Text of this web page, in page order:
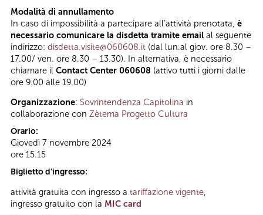
Modalità di annullamento
In caso di impossibilità a partecipare all’attività prenotata, è
necessario comunicare la disdetta tramite email al seguente
indirizzo: disdetta.visite@060608.it (dal lun.al giov. ore 8.30 –
17.00/ ven. ore 8.30 – 13.30). In alternativa, è necessario
chiamare il Contact Center 060608 (attivo tutti i giorni dalle
ore 9.00 alle 19.00)
Organizzazione: Sovrintendenza Capitolina in
collaborazione con Zètema Progetto Cultura
Orario:
Giovedì 7 novembre 2024
ore 15.15
Biglietto d'ingresso:
attività gratuita con ingresso a tariffazione vigente,
ingresso gratuito con la MIC card